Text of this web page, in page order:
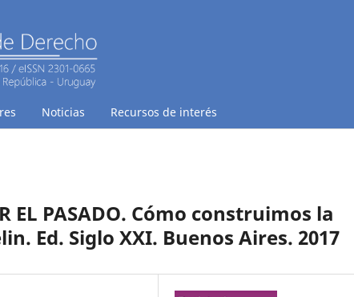
Noticias Recursos de interés
EL PASADO. Cómo construimos la
Ed. Siglo XXI. Buenos Aires. 2017